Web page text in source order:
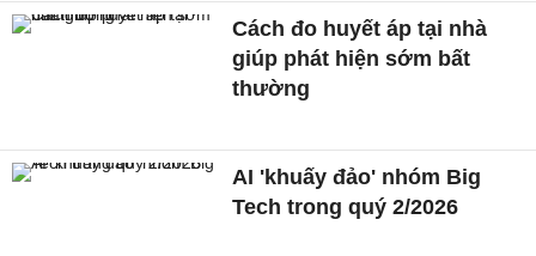
Cách đo huyết áp tại nhà
giúp phát hiện sớm bất
thường
AI 'khuấy đảo' nhóm Big
Tech trong quý 2/2026